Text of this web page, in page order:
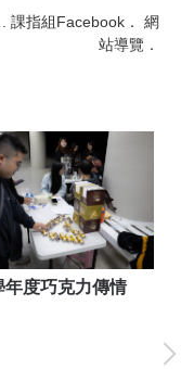
. 課指組Facebook ． 網
站導覽 ．
年度巧克力傳情